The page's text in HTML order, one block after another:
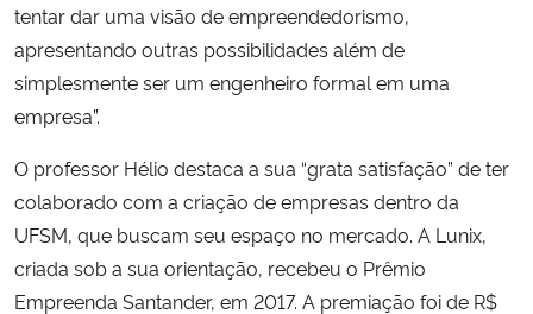
tentar dar uma visão de empreendedorismo,
apresentando outras possibilidades além de
simplesmente ser um engenheiro formal em uma
empresa”.
O professor Hélio destaca a sua “grata satisfação” de ter
colaborado com a criação de empresas dentro da
UFSM, que buscam seu espaço no mercado. A Lunix,
criada sob a sua orientação, recebeu o Prêmio
Empreenda Santander, em 2017. A premiação foi de R$